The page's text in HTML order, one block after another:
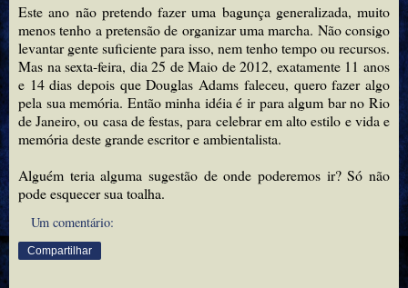
Este ano não pretendo fazer uma bagunça generalizada, muito
menos tenho a pretensão de organizar uma marcha. Não consigo
levantar gente suficiente para isso, nem tenho tempo ou recursos.
Mas na sexta-feira, dia 25 de Maio de 2012, exatamente 11 anos
e 14 dias depois que Douglas Adams faleceu, quero fazer algo
pela sua memória. Então minha idéia é ir para algum bar no Rio
de Janeiro, ou casa de festas, para celebrar em alto estilo e vida e
memória deste grande escritor e ambientalista.
Alguém teria alguma sugestão de onde poderemos ir? Só não
pode esquecer sua toalha.
Um comentário:
Compartilhar